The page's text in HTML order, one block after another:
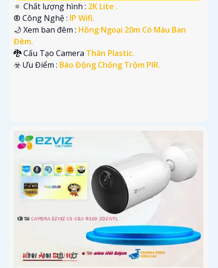
🔅 Chất lượng hình : 2K Lite .
®️ Công Nghệ : IP Wifi.
🌙 Xem ban đêm : Hồng Ngoại 20m Có Màu Ban
Đêm.
🐉️ Cấu Tạo Camera Thân Plastic.
️☣️ Ưu Điểm : Báo Động Chống Trộm PIR.